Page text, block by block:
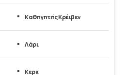
Καθηγητής Κρέιβεν
Λάρι
Κερκ